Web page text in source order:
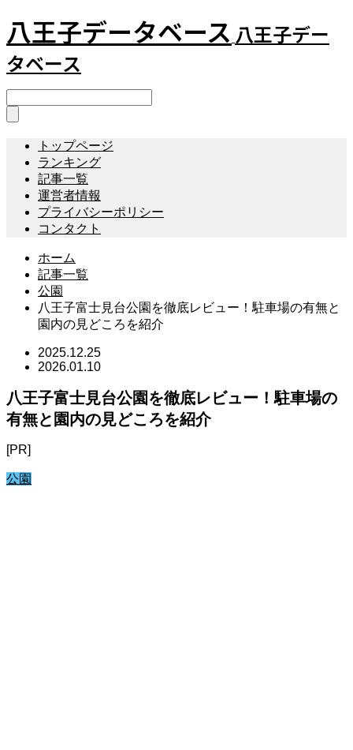
八王子データベース 八王子デー
タベース
トップページ
ランキング
記事一覧
運営者情報
プライバシーポリシー
コンタクト
ホーム
記事一覧
公園
八王子富士見台公園を徹底レビュー！駐車場の有無と
園内の見どころを紹介
2025.12.25
2026.01.10
八王子富士見台公園を徹底レビュー！駐車場の
有無と園内の見どころを紹介
[PR]
公園